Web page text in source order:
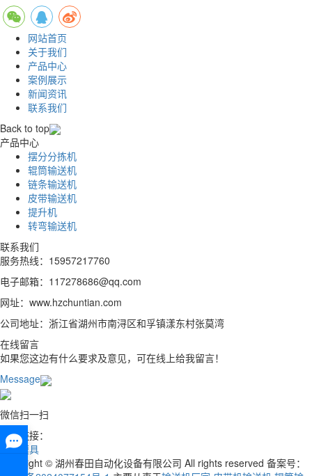
网站首页
关于我们
产品中心
案例展示
新闻资讯
联系我们
Back to top
产品中心
摆分分拣机
辊筒输送机
链条输送机
皮带输送机
提升机
转弯输送机
联系我们
服务热线：15957217760
电子邮箱：117278686@qq.com
网址：www.hzchuntian.com
公司地址：浙江省湖州市南浔区和孚镇漾东村张莫湾
在线留言
如果您这边有什么要求及意见，可在线上给我留言！
Message
微信扫一扫
友情链接：
流延模具
Copyright © 湖州春田自动化设备有限公司 All rights reserved 备案号：